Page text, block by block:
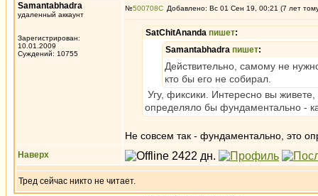
Samantabhadra
удаленный аккаунт
Зарегистрирован:
10.01.2009
Суждений: 10755
№500708 Добавлено: Вс 01 Сен 19, 00:21 (7 лет
SatChitAnanda пишет:
Samantabhadra пишет:
Действительно, самому не
кто бы его не собирал.
Угу, фиксики. Интересно вы
определяло бы фундаментально -
Не совсем так - фундаментально, это
Наверх
Тред сейчас никто не читает.